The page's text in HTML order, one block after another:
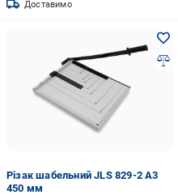
Доставимо
Різак шабельний JLS 829-2 А3
450 мм